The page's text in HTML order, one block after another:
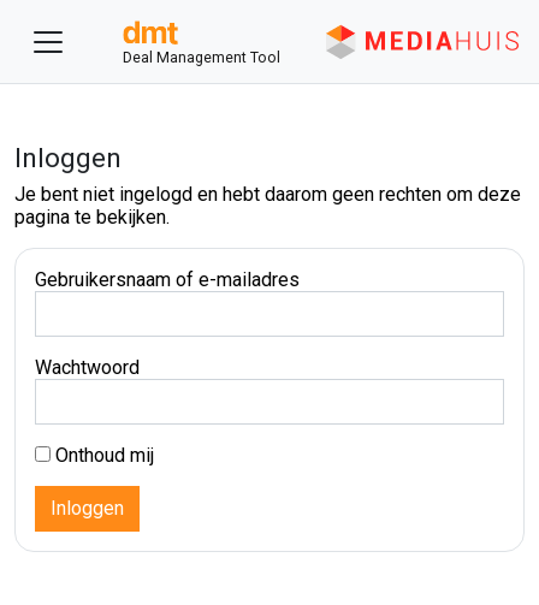
Deal Management Tool
Inloggen
Je bent niet ingelogd en hebt daarom geen rechten om deze
pagina te bekijken.
Gebruikersnaam of e-mailadres
Wachtwoord
Onthoud mij